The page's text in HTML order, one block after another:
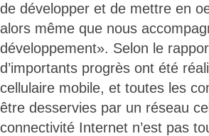
de développer et de mettre en
alors même que nous
développement». Selon le
d’importants progrès ont été
cellulaire mobile, et toutes les
être desservies par un réseau
connectivité Internet n’est pas